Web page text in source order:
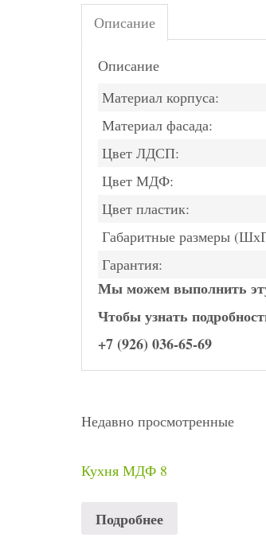
Описание
Описание
Материал корпуса:
Материал фасада:
Цвет ЛДСП:
Цвет МДФ:
Цвет пластик:
Габаритные размеры
Гарантия:
Мы можем выполнить
Чтобы узнать
+7 (926) 036-65-69
Недавно просмотренные
Кухня МДФ 8
Подробнее